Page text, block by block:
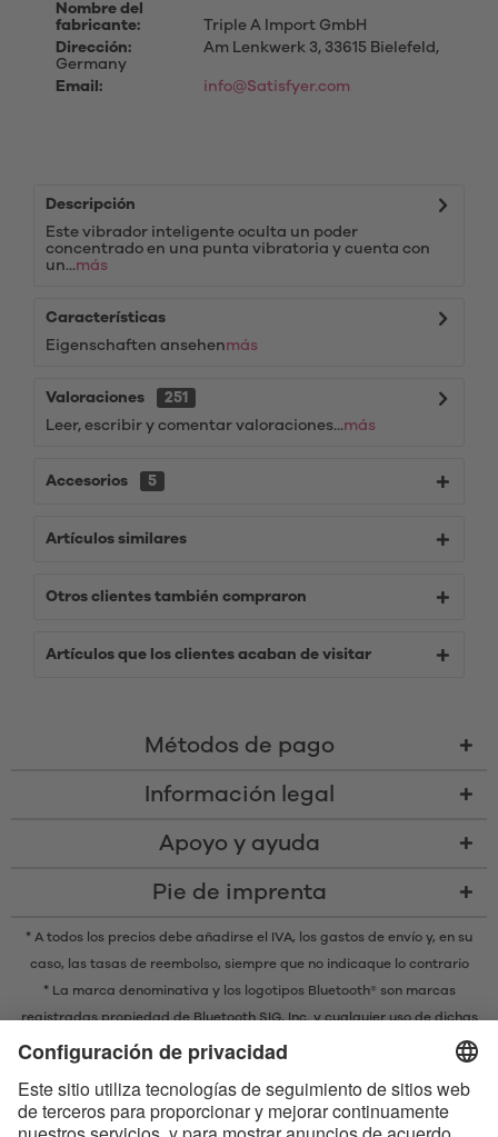
Nombre del
fabricante:
Triple A Import GmbH
Dirección:
Am Lenkwerk 3, 33615 Bielefeld,
Germany
Email:
info@Satisfyer.com
Descripción
Este vibrador inteligente oculta un poder
concentrado en una punta vibratoria y cuenta con
un...más
Características
Eigenschaften ansehenmás
Valoraciones
251
Leer, escribir y comentar valoraciones...más
Accesorios 5
Artículos similares
Otros clientes también compraron
Artículos que los clientes acaban de visitar
Métodos de pago
Información legal
Apoyo y ayuda
Pie de imprenta
* A todos los precios debe añadirse el IVA, los gastos de envío y, en su
caso, las tasas de reembolso, siempre que no indicaque lo contrario
* La marca denominativa y los logotipos Bluetooth® son marcas
registradas propiedad de Bluetooth SIG, Inc. y cualquier uso de dichas
marcas por parte de EIS GmbH se realiza bajo licencia.